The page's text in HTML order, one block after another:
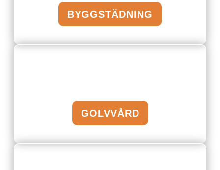
BYGGSTÄDNING
GOLVVÅRD